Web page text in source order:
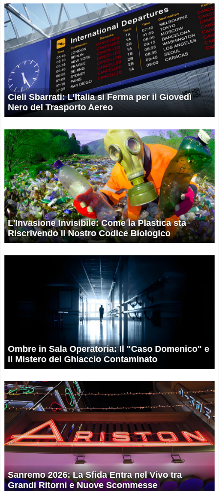
Cieli Sbarrati: L’Italia si Ferma per il Giovedì
Nero del Trasporto Aereo
L'Invasione Invisibile: Come la Plastica sta
Riscrivendo il Nostro Codice Biologico
Ombre in Sala Operatoria: Il "Caso Domenico" e
il Mistero del Ghiaccio Contaminato
Sanremo 2026: La Sfida Entra nel Vivo tra
Grandi Ritorni e Nuove Scommesse